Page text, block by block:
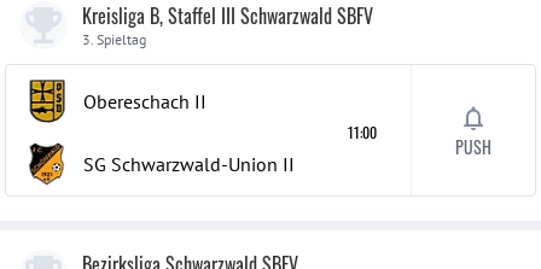
Kreisliga B, Staffel III Schwarzwald SBFV
3. Spieltag
Obereschach II
SG Schwarzwald-Union II
11:00
PUSH